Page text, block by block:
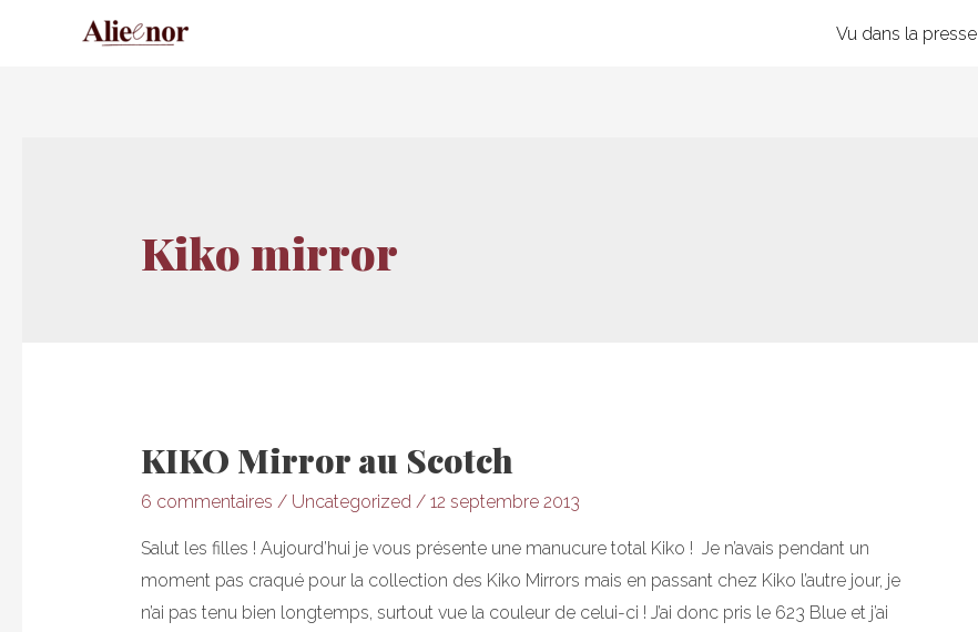
Vu dans la presse
Kiko mirror
KIKO Mirror au Scotch
6 commentaires / Uncategorized / 12 septembre 2013
Salut les filles ! Aujourd’hui je vous présente une manucure total Kiko ! Je n’avais pendant un
moment pas craqué pour la collection des Kiko Mirrors mais en passant chez Kiko l’autre jour, je
n’ai pas tenu bien longtemps, surtout vue la couleur de celui-ci ! J’ai donc pris le 623 Blue et j’ai